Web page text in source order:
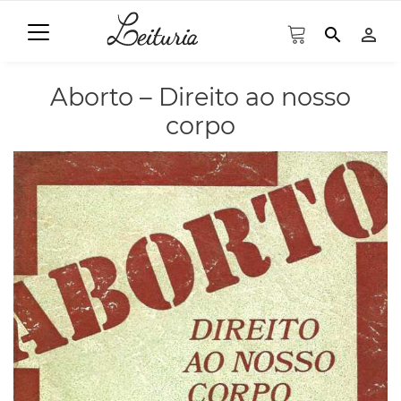
search person_outline
Aborto – Direito ao nosso
corpo